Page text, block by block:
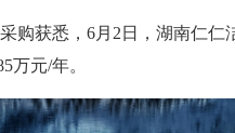
购获悉，6月2日，湖南仁
万元/年。